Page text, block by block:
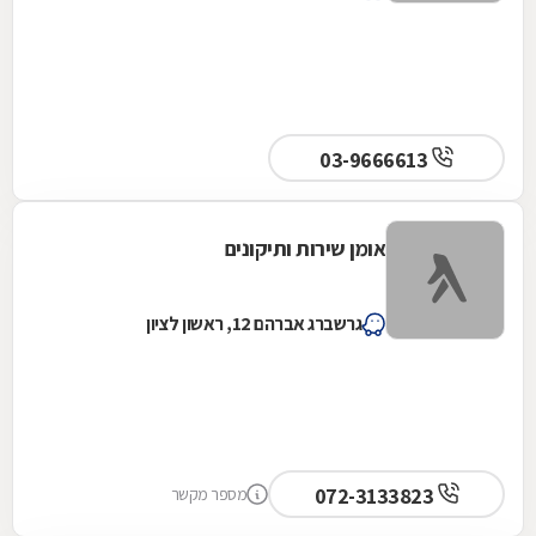
אומן שירות ותיקונים
גרשברג אברהם 12, ראשון לציון
מספר מקשר